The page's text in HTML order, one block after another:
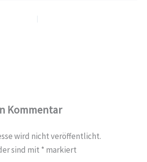
Kommentar
wird nicht veröffentlicht.
sind mit * markiert